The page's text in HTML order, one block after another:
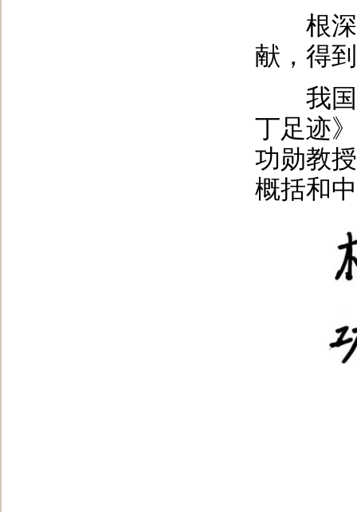
根深
献，得
我国
丁足迹
功勋教
概括和